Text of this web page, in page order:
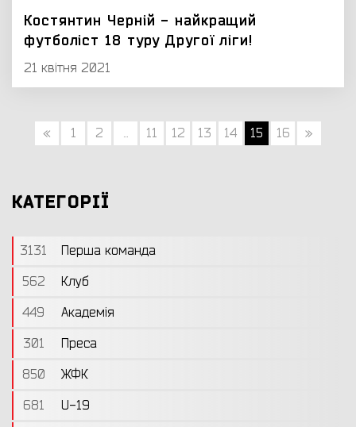
Костянтин Черній - найкращий
футболіст 18 туру Другої ліги!
21 квітня 2021
« 1 2 ... 11 12 13 14 15 16 »
КАТЕГОРІЇ
3131
Перша команда
562
Клуб
449
Академія
301
Преса
850
ЖФК
681
U-19